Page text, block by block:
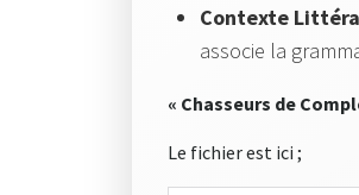
Contexte
associe la
« Chasseurs de
Le fichier est ici ;